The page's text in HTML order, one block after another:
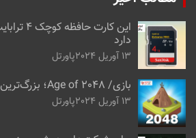
این
دارد
13 آوریل 2024 پاورتل
بازی/ Age of 2048؛ بزرگ‌ترین تمدن جهان را بسازید
13 آوریل 2024 پاورتل